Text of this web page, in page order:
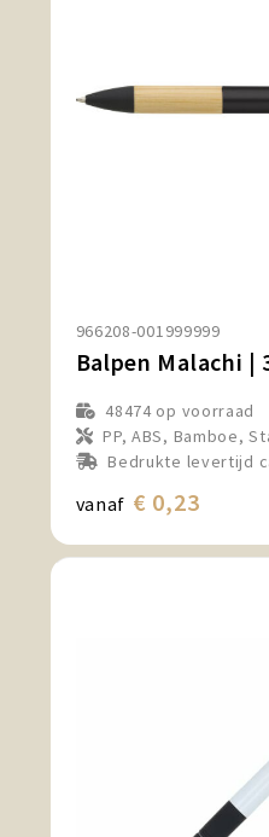
966208-001999999
Balpen Malachi |
48474op voorraad
PP, ABS, Bamboe,
Bedrukte levertijd
vanaf € 0,23